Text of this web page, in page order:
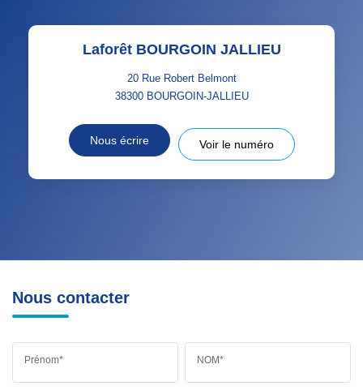
Laforêt BOURGOIN JALLIEU
20 Rue Robert Belmont
38300 BOURGOIN-JALLIEU
Nous écrire Voir le numéro
Nous contacter
Prénom* NOM*